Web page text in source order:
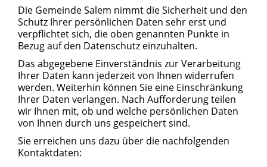
Die Gemeinde Salem nimmt die Sicherheit und den
Schutz Ihrer persönlichen Daten sehr erst und
verpflichtet sich, die oben genannten Punkte in
Bezug auf den Datenschutz einzuhalten.
Das abgegebene Einverständnis zur Verarbeitung
Ihrer Daten kann jederzeit von Ihnen widerrufen
werden. Weiterhin können Sie eine Einschränkung
Ihrer Daten verlangen. Nach Aufforderung teilen
wir Ihnen mit, ob und welche persönlichen Daten
von Ihnen durch uns gespeichert sind.
Sie erreichen uns dazu über die nachfolgenden
Kontaktdaten: